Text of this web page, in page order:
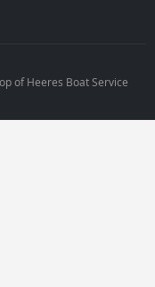
of Heeres Boat Service